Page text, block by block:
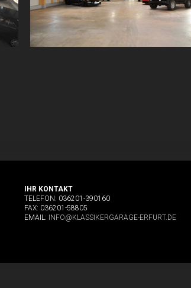
IHR KONTAKT
TELEFON: 036201-390160
FAX: 036201-58805
EMAIL:
INFO@KLASSIKERGARAGE-ERFURT.DE